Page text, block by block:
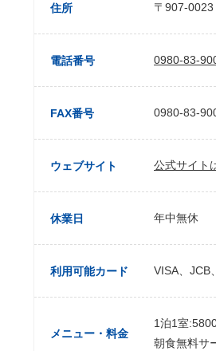
住所 〒907-
電話番号 0980-83-
FAX番号 0980-83-
ウェブサイト 公式サイト
休業日 年中無休
利用可能カード VISA、JCB
メニュー・料金
1泊1室
朝食無料サ